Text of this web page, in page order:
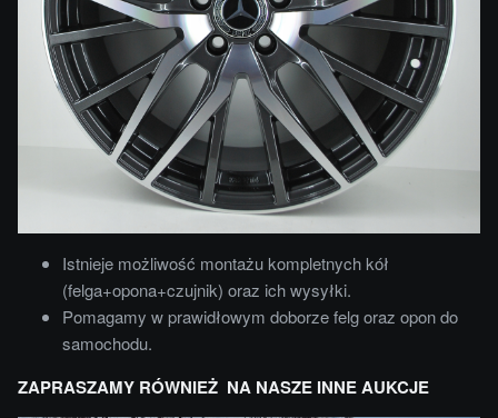
Istnieje możliwość montażu kompletnych kół
(felga+opona+czujnik) oraz ich wysyłki.
Pomagamy w prawidłowym doborze felg oraz opon do
samochodu.
ZAPRASZAMY RÓWNIEŻ NA NASZE INNE AUKCJE